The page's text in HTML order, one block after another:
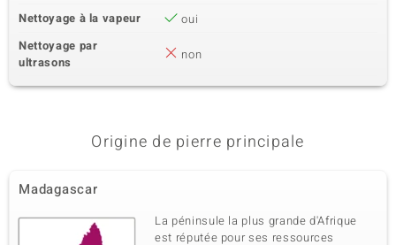
Nettoyage à la vapeur
oui
Nettoyage par
ultrasons
non
Origine de pierre principale
Madagascar
La péninsule la plus grande d'Afrique
est réputée pour ses ressources